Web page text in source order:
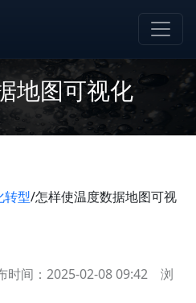
地图可视化
转型/怎样使温度数据地图可视
时间：2025-02-08 09:42
浏